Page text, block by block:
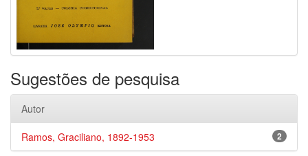
Sugestões de pesquisa
Autor
2
Ramos, Graciliano, 1892-1953